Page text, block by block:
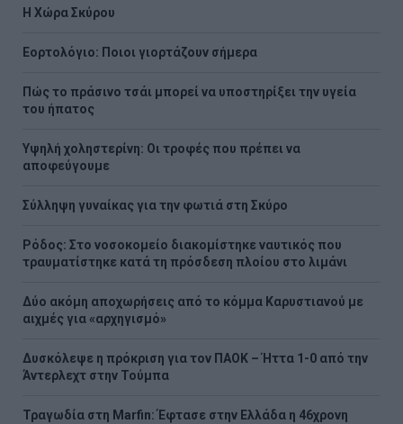
Η Χώρα Σκύρου
Εορτολόγιο: Ποιοι γιορτάζουν σήμερα
Πώς το πράσινο τσάι μπορεί να υποστηρίξει την υγεία
του ήπατος
Υψηλή χοληστερίνη: Οι τροφές που πρέπει να
αποφεύγουμε
Σύλληψη γυναίκας για την φωτιά στη Σκύρο
Ρόδος: Στο νοσοκομείο διακομίστηκε ναυτικός που
τραυματίστηκε κατά τη πρόσδεση πλοίου στο λιμάνι
Δύο ακόμη αποχωρήσεις από το κόμμα Καρυστιανού με
αιχμές για «αρχηγισμό»
Δυσκόλεψε η πρόκριση για τον ΠΑΟΚ – Ήττα 1-0 από την
Άντερλεχτ στην Τούμπα
Τραγωδία στη Marfin: Έφτασε στην Ελλάδα η 46χρονη